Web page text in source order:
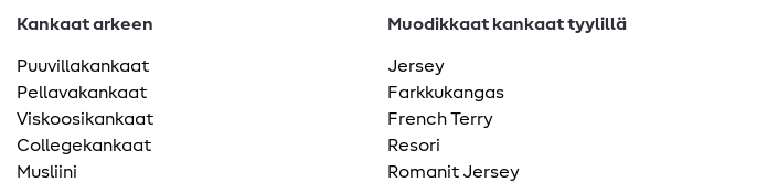
Kankaat arkeen
Puuvillakankaat
Pellavakankaat
Viskoosikankaat
Collegekankaat
Musliini
Muodikkaat kankaat tyylillä
Jersey
Farkkukangas
French Terry
Resori
Romanit Jersey